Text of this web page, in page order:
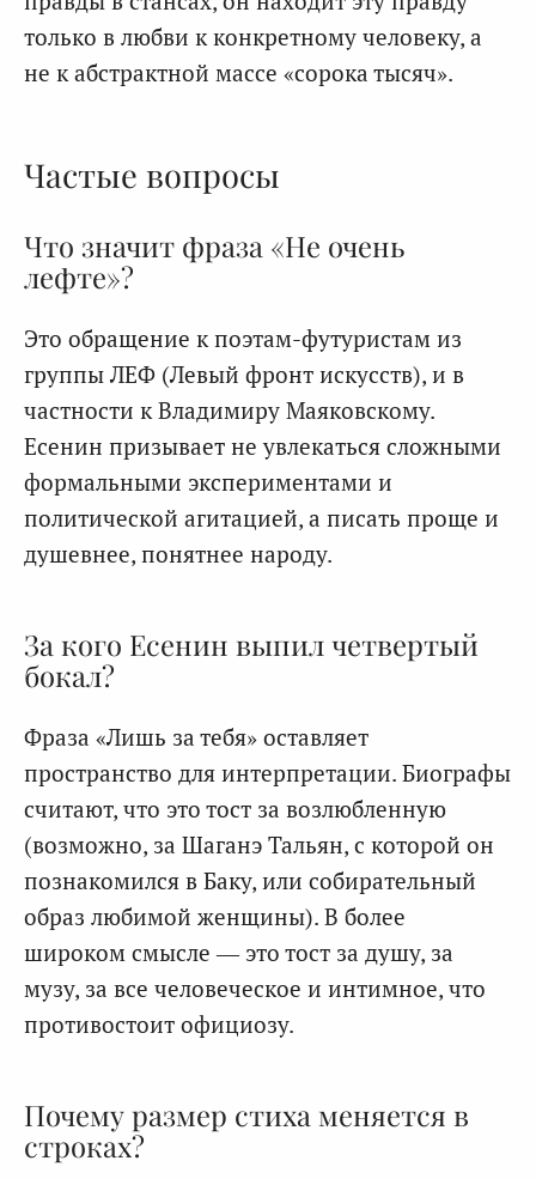
только в любви к конкретному человеку, а
не к абстрактной массе «сорока тысяч».
Частые вопросы
Что значит фраза «Не очень
лефте»?
Это обращение к поэтам-футуристам из
группы ЛЕФ (Левый фронт искусств), и в
частности к Владимиру Маяковскому.
Есенин призывает не увлекаться сложными
формальными экспериментами и
политической агитацией, а писать проще и
душевнее, понятнее народу.
За кого Есенин выпил четвертый
бокал?
Фраза «Лишь за тебя» оставляет
пространство для интерпретации. Биографы
считают, что это тост за возлюбленную
(возможно, за Шаганэ Тальян, с которой он
познакомился в Баку, или собирательный
образ любимой женщины). В более
широком смысле — это тост за душу, за
музу, за все человеческое и интимное, что
противостоит официозу.
Почему размер стиха меняется в
строках?